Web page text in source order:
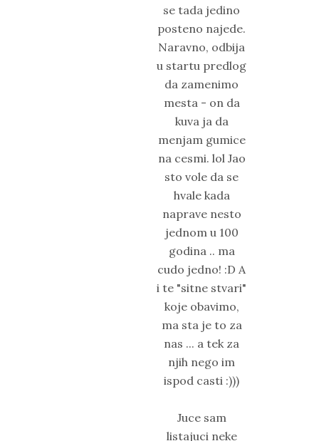
se tada jedino
posteno najede.
Naravno, odbija
u startu predlog
da zamenimo
mesta - on da
kuva ja da
menjam gumice
na cesmi. lol Jao
sto vole da se
hvale kada
naprave nesto
jednom u 100
godina .. ma
cudo jedno! :D A
i te "sitne stvari"
koje obavimo,
ma sta je to za
nas ... a tek za
njih nego im
ispod casti :)))
Juce sam
listajuci neke